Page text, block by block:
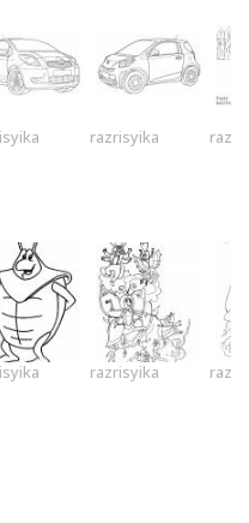
razrisyika
razrisyika